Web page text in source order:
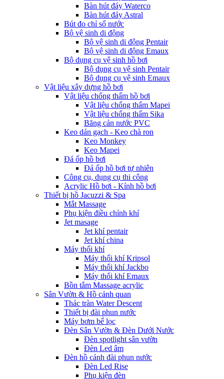
Bàn hút đáy Waterco
Bàn hút đáy Astral
Bút đo chỉ số nước
Bộ vệ sinh di động
Bộ vệ sinh di động Pentair
Bộ vệ sinh di động Emaux
Bộ dụng cụ vệ sinh hồ bơi
Bộ dụng cụ vệ sinh Pentair
Bộ dụng cụ vệ sinh Emaux
Vật liệu xây dựng hồ bơi
Vật liệu chống thấm hồ bơi
Vật liệu chống thấm Mapei
Vật liệu chống thấm Sika
Băng cản nước PVC
Keo dán gạch - Keo chà ron
Keo Monkey
Keo Mapei
Đá ốp hồ bơi
Đá ốp hồ bơi tự nhiên
Công cụ, dụng cụ thi công
Acrylic Hồ bơi - Kính hồ bơi
Thiết bị hồ Jacuzzi & Spa
Mắt Massage
Phụ kiện điều chỉnh khí
Jet masage
Jet khí pentair
Jet khí china
Máy thổi khí
Máy thổi khí Kripsol
Máy thổi khí Jackbo
Máy thổi khí Emaux
Bồn tắm Massage acrylic
Sân Vườn & Hồ cảnh quan
Thác tràn Water Descent
Thiết bị đài phun nước
Máy bơm bể lọc
Đèn Sân Vườn & Đèn Dưới Nước
Đèn spotlight sân vườn
Đèn Led âm
Đèn hồ cảnh đài phun nước
Đèn Led Rise
Phụ kiện đèn